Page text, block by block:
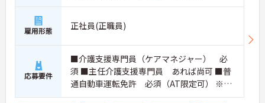
雇用形態 正社員(正職員)
応募要件
■介護支援専門員（ケアマネジャー） 必
須 ■主任介護支援専門員 あれば尚可 ■普
通自動車運転免許 必須（AT限定可） ※ケ
アマネ業務経験あれば尚可